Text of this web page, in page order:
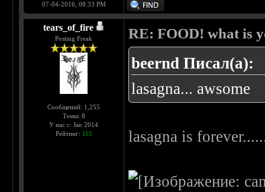
07-04-2016, 08:33 PM
tears_of_fire
Posting Freak
Сообщений: 1,255
Темы: 8
У нас с: Jan 2014
Рейтинг: 115
RE: FOOD! what is
beernd Писал(а):
lasagna... awsome
lasagna is